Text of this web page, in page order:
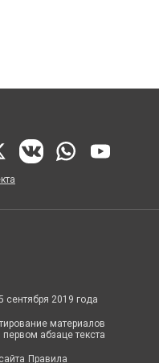
сентября 2019 года
материалов
абзаце текста
Правила